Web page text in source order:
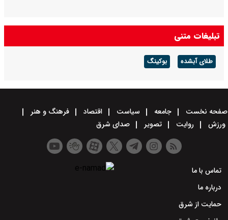
تبلیغات متنی
طلای آبشده بوکینگ
صفحه نخست جامعه سیاست اقتصاد
فرهنگ و هنر
ورزش
روایت تصویر صدای شرق
تماس با ما
درباره ما
حمایت از شرق